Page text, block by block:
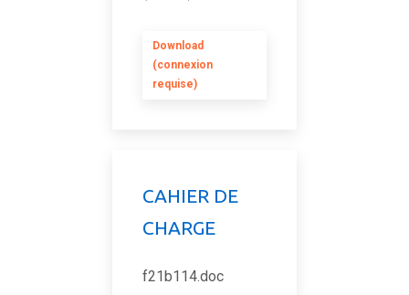
Download
(connexion
requise)
CAHIER DE
CHARGE
f21b114.doc